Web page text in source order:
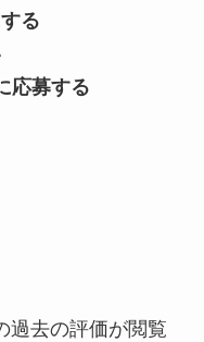
る
応募する
過去の評価が閲覧